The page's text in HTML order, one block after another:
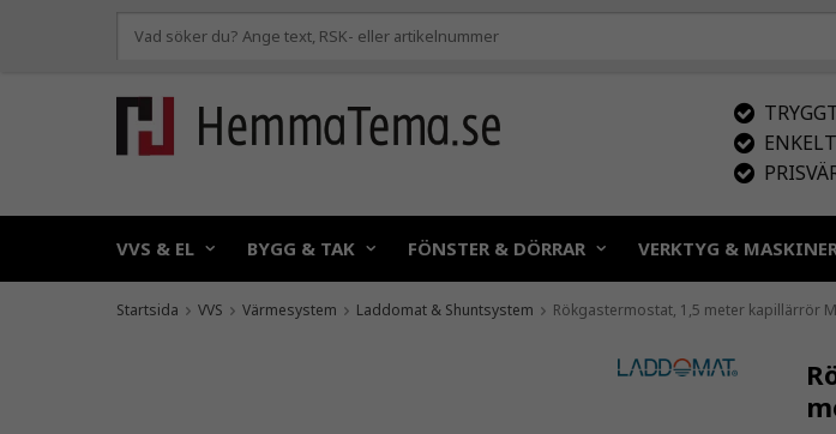
ENKELT
VVS & EL BYGG & TAK FÖNSTER & DÖRRAR VERKTYG &
Startsida VVS Värmesystem Laddomat & Shuntsystem Rökgastermostat, 1,5 meter kapillärrör